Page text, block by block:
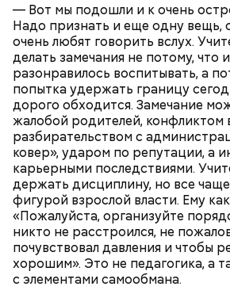
— Вот мы подошли и к очень
Надо признать и еще одну вещь,
очень любят говорить вслух.
делать замечания не потому, что
разонравилось воспитывать, а
попытка удержать границу
дорого обходится. Замечание
жалобой родителей, конфликтом
разбирательством с
ковер», ударом по репутации, а
карьерными последствиями.
держать дисциплину, но все
фигурой взрослой власти. Ему
«Пожалуйста, организуйте
никто не расстроился, не
почувствовал давления и чтобы
хорошим». Это не педагогика, а
с элементами самообмана.
Обжаренные кабачки с